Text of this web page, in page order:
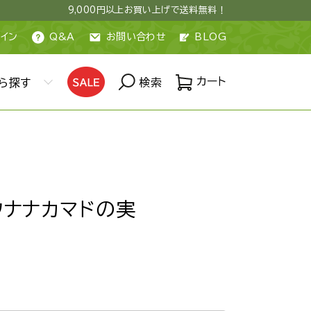
9,000円以上お買い上げで送料無料！
ン Q&A お問い合わせ BLOG
探す 検索 カート
ナナカマドの実